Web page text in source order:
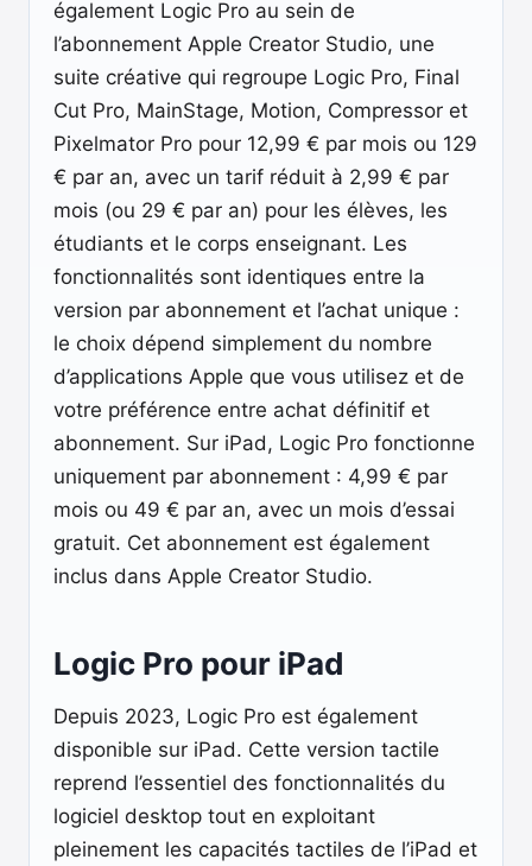
également Logic Pro au sein de
l’abonnement Apple Creator Studio, une
suite créative qui regroupe Logic Pro, Final
Cut Pro, MainStage, Motion, Compressor et
Pixelmator Pro pour 12,99 € par mois ou 129
€ par an, avec un tarif réduit à 2,99 € par
mois (ou 29 € par an) pour les élèves, les
étudiants et le corps enseignant. Les
fonctionnalités sont identiques entre la
version par abonnement et l’achat unique :
le choix dépend simplement du nombre
d’applications Apple que vous utilisez et de
votre préférence entre achat définitif et
abonnement. Sur iPad, Logic Pro fonctionne
uniquement par abonnement : 4,99 € par
mois ou 49 € par an, avec un mois d’essai
gratuit. Cet abonnement est également
inclus dans Apple Creator Studio.
Logic Pro pour iPad
Depuis 2023, Logic Pro est également
disponible sur iPad. Cette version tactile
reprend l’essentiel des fonctionnalités du
logiciel desktop tout en exploitant
pleinement les capacités tactiles de l’iPad et